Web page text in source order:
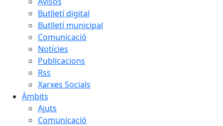
Butlletí digital
Butlletí municipal
Comunicació
Notícies
Publicacions
Rss
Xarxes Socials
Àmbits
Ajuts
Comunicació